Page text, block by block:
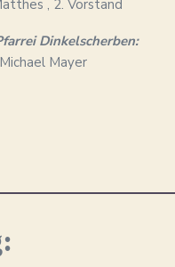
, 2. Vorstand
Dinkelscherben:
Michael Mayer